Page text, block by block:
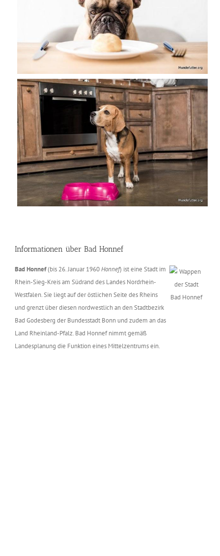
Informationen über Bad Honnef
Bad Honnef(bis 26. Januar 1960Honnef) ist eine Stadt im
Rhein-Sieg-Kreis am Südrand des Landes Nordrhein-
Westfalen. Sie liegt auf der östlichen Seite des Rheins
und grenzt über diesen nordwestlich an den Stadtbezirk
Bad Godesberg der Bundesstadt Bonn und zudem an das
Land Rheinland-Pfalz. Bad Honnef nimmt gemäß
Landesplanung die Funktion eines Mittelzentrums ein.